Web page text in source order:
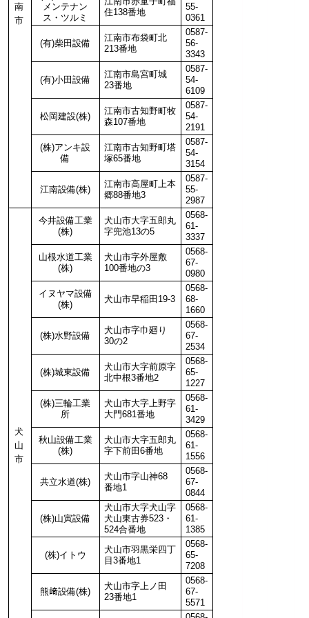
南
市
メンテナン
ス・ツルミ
住138番地
55-
0361
(有)柴田設備
江南市布袋町北
213番地
0587-
56-
3343
(有)小田設備
江南市島宮町城
23番地
0587-
54-
6109
松岡建設(株)
江南市古知野町牧
森107番地
0587-
54-
2191
(株)アンキ設
備
江南市古知野町塔
塚65番地
0587-
54-
3154
江南設備(株)
江南市高屋町上本
郷88番地3
0587-
55-
2987
犬
山
市
今井設備工業
(株)
犬山市大字五郎丸
字兜池13の5
0568-
61-
3337
山根水道工業
(株)
犬山市字外屋敷
100番地の3
0568-
67-
0980
イヌヤマ設備
(株)
犬山市早稲田19-3
0568-
68-
1660
(株)水野設備
犬山市字巾廻り
30の2
0568-
67-
2534
(株)城東設備
犬山市大字前原字
北中根3番地2
0568-
65-
1227
(株)三輪工業
所
犬山市大字上野字
大門681番地
0568-
61-
3429
秋山設備工業
(株)
犬山市大字五郎丸
字下前田6番地
0568-
61-
1556
共立水道(株)
犬山市字山神68
番地1
0568-
67-
0844
(株)山寅設備
犬山市大字犬山字
犬山東古券523・
524合番地
0568-
61-
1385
(株)イトウ
犬山市羽黒栄四丁
目3番地1
0568-
65-
7208
熊﨑設備(株)
犬山市字上ノ田
23番地1
0568-
67-
5571